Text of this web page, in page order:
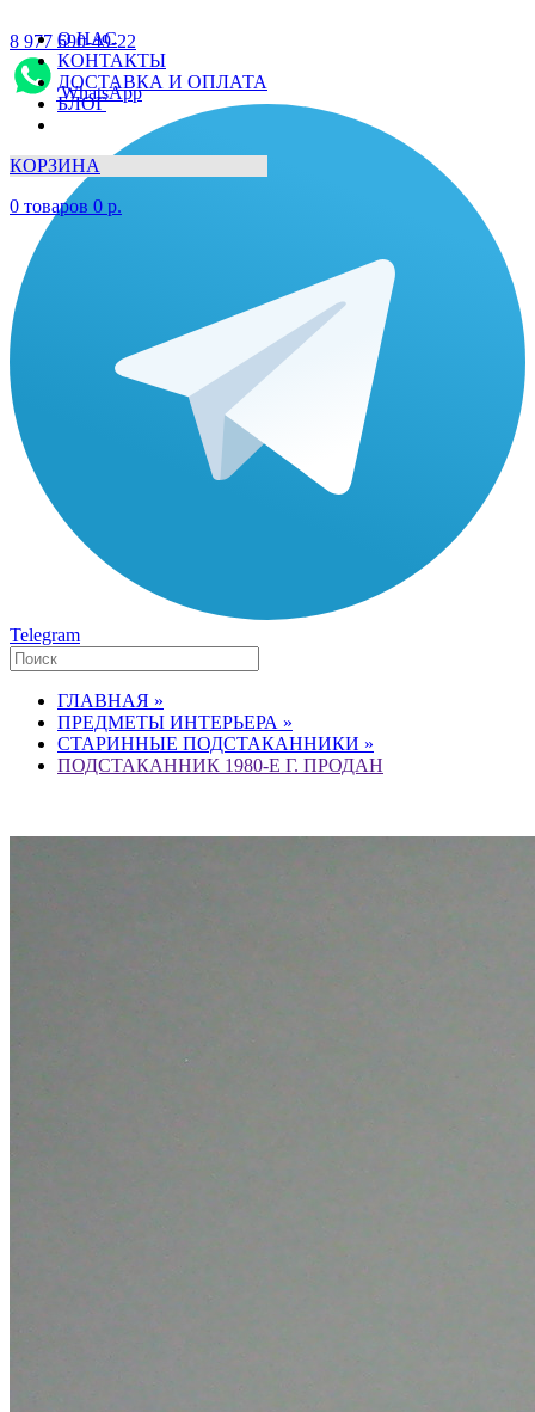
О НАС
КОНТАКТЫ
ДОСТАВКА И ОПЛАТА
БЛОГ
КОРЗИНА
0 товаров 0 р.
8 977 690-49-22
WhatsApp
Telegram
ГЛАВНАЯ »
ПРЕДМЕТЫ ИНТЕРЬЕРА »
СТАРИННЫЕ ПОДСТАКАННИКИ »
ПОДСТАКАННИК 1980-Е Г. ПРОДАН